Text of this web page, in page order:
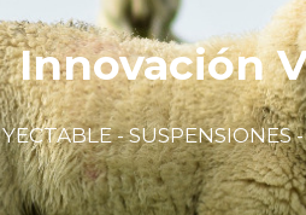
Innovación
- SUSPENSIONES